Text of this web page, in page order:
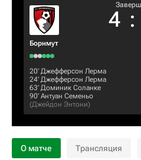
Борнмут
4 :
20‎’‎ Джефферсон Лерма
24‎’‎ Джефферсон Лерма
63‎’‎ Доминик Соланке
90‎’‎ Антуан Семеньо
(Джейдон Энтони)
О матче Трансляция